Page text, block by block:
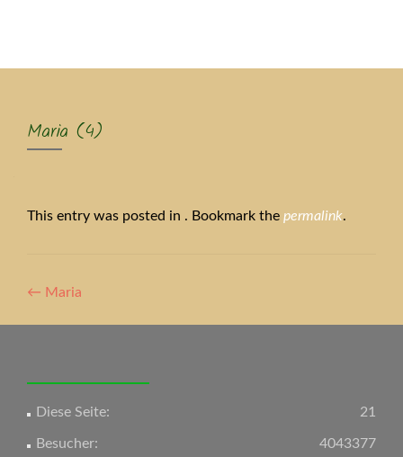
Maria (4)
This entry was posted in . Bookmark the permalink.
Artikel-
Navigation
← Maria
21
Diese Seite:
4043377
Besucher: